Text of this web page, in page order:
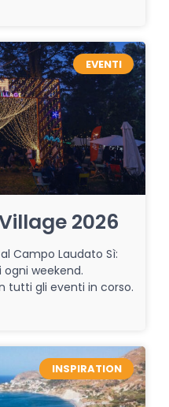
EVENTI
2026
Campo Laudato Sì:
weekend.
tutti gli eventi in corso.
INSPIRATION